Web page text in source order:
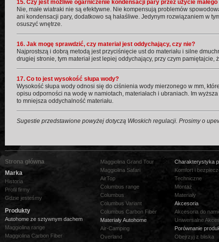
15. Czy jest możliwe ogarniczenie kondensacji pary przez użycie
Nie, małe wiatraki nie są efektywne. Nie kompensują problemów
ani kondensacji pary, dodatkowo są hałaśliwe. Jedynym rozwiązaniem w
osuszyć wnętrze.
16. Jak mogę sprawdzić, czy materiał jest oddychający, czy nie?
Najprostszą i dobrą metodą jest przyciśnięcie ust do materiału i silne
drugiej stronie, tym materiał jest lepiej oddychający, przy czym pamiętajcie,
17. Co to jest wysokość słupa wody?
Wysokość słupa wody odnosi się do ciśnienia wody mierzonego w mm,
opisu odporności na wodę w namiotach, materiałach i ubraniach. Im
to mniejsza oddychalność materiału.
Sugestie przedstawione powyżej dotyczą Włoskich regulacji. Prosimy o
Strona główna
Marka
Historia
Profil firmy
Gdzie jesteśmy
Produkty
Autohome ze sztywnym dachem
Maggiolina range
Maggiolina Carbon Fiber
Maggiolina Grand Tour
Maggiolina Safari
AirTop
Columbus range
Columbus
Columbus Variant
Columbus Carbon Fiber
Materiały Autohome
Air-Camping
Overland
Charakterystyka
Komfort i
Techniczne
Montaż
Materiały
Akcesoria
Akcesoria do
Uniwersalne
Porównanie
Obejrzyj z bliska